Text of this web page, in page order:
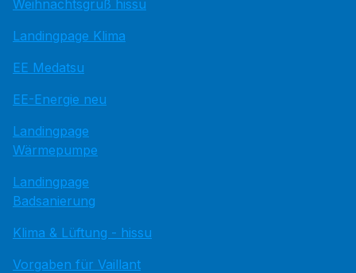
Weihnachtsgruß hissu
Landingpage Klima
EE Medatsu
EE-Energie neu
Landingpage
Wärmepumpe
Landingpage
Badsanierung
Klima & Lüftung - hissu
Vorgaben für Vaillant